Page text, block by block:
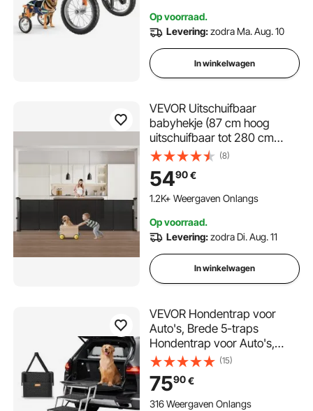
21,77-39,92 kg
Op voorraad.
Levering:zodra Ma. Aug. 10
In winkelwagen
VEVOR Uitschuifbaar
babyhekje (87 cm hoog
uitschuifbaar tot 280 cm
breed) uitschuifbaar hek voor
kinderen en huisdieren,
gaasmateriaal, traphekje
voor binnentrappen, deuren,
(8)
5490€
1.2K+ Weergaven Onlangs
Op voorraad.
Levering:zodra Di. Aug. 11
In winkelwagen
VEVOR Hondentrap voor
Auto's, Brede 5-traps
Hondentrap voor Auto's,
Opvouwbare Hondentrap
voor Auto's met
Antislipoppervlak, Draagbare
Hondentrap van
(15)
7590€
316 Weergaven Onlangs